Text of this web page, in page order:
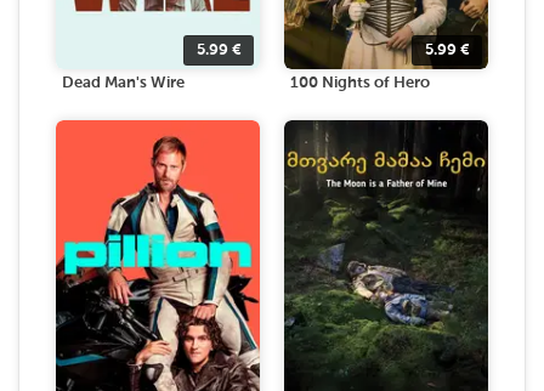
5.99 €
Dead Man's Wire
5.99 €
100 Nights of Hero